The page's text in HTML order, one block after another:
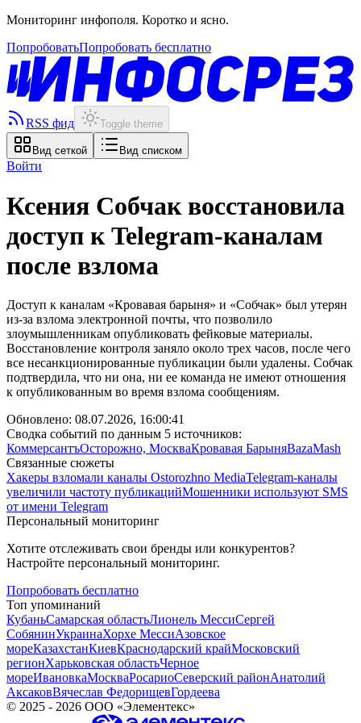
Мониторинг инфополя. Коротко и ясно.
ПопробоватьПопробовать бесплатно
RSS фид Toggle theme
Вид сеткой Вид списком
Войти
Ксения Собчак восстановила
доступ к Telegram-каналам
после взлома
Доступ к каналам «Кровавая барыня» и «Собчак» был утерян
из-за взлома электронной почты, что позволило
злоумышленникам опубликовать фейковые материалы.
Восстановление контроля заняло около трех часов, после чего
все несанкционированные публикации были удалены. Собчак
подтвердила, что ни она, ни ее команда не имеют отношения
к опубликованным во время взлома сообщениям.
Обновлено: 08.07.2026, 16:00:41
Сводка событий по данным 5 источников:
КоммерсантъОсторожно, МоскваКровавая БарыняBazaMash
Связанные сюжеты
Хакеры взломали каналы Ostorozhno MediaTelegram-каналы
увеличили частоту публикацийМошенники используют SMS
от имени Telegram
Персональный мониторинг
Хотите отслеживать свои бренды или конкурентов?
Настройте персональный мониторинг.
Попробовать бесплатно
Топ упоминаний
КубаньСамарская областьЛионель МессиСергей
СобянинУкраинаХорхе МессиАзовское
мореКазахстанКиевКраснодарский крайМосковский
регионХарьковская областьЧерное
мореИвановкаМоскваРосариоСеверский районАнатолий
АксаковВячеслав ФедорищевГордеева
© 2025 - 2026 ООО «Элементекс»